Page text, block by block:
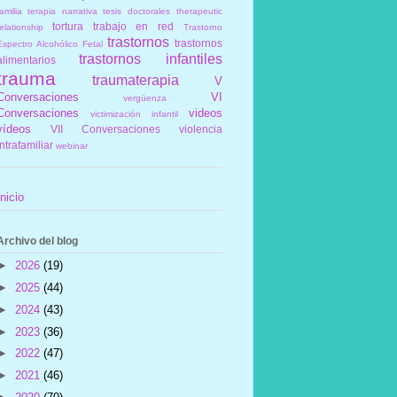
terapia narrativa tesis doctorales
therapeutic
tortura trabajo en red
Trastorno
Alcohólico Fetal trastornos trastornos
trastornos infantiles
traumaterapia
V
vergüenza
VI
victimización infantil
videos
VII Conversaciones
violencia
webinar
del blog
2026 (19)
2025 (44)
2024 (43)
2023 (36)
2022 (47)
2021 (46)